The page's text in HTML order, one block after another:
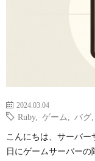
2024.03.04
Ruby, ゲーム バグ
こんにちは、サーバ
日にゲームサーバー